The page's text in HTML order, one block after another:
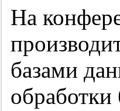
На
базами